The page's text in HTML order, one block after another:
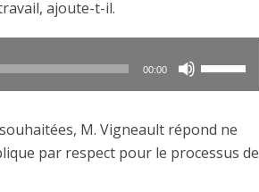
ajoute-t-il.
00:00
haut/bas
pour
M. Vigneault répond ne
par respect pour le processus de